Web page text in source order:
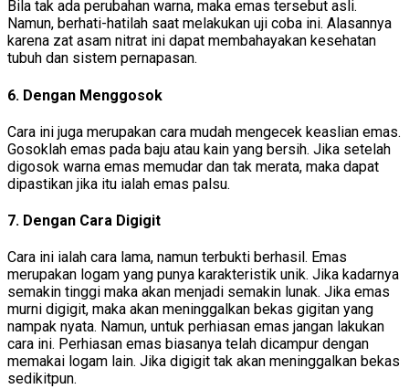
Bila tak ada perubahan warna, maka emas tersebut asli.
Namun, berhati-hatilah saat melakukan uji coba ini. Alasannya
karena zat asam nitrat ini dapat membahayakan kesehatan
tubuh dan sistem pernapasan.
6. Dengan Menggosok
Cara ini juga merupakan cara mudah mengecek keaslian emas.
Gosoklah emas pada baju atau kain yang bersih. Jika setelah
digosok warna emas memudar dan tak merata, maka dapat
dipastikan jika itu ialah emas palsu.
7. Dengan Cara Digigit
Cara ini ialah cara lama, namun terbukti berhasil. Emas
merupakan logam yang punya karakteristik unik. Jika kadarnya
semakin tinggi maka akan menjadi semakin lunak. Jika emas
murni digigit, maka akan meninggalkan bekas gigitan yang
nampak nyata. Namun, untuk perhiasan emas jangan lakukan
cara ini. Perhiasan emas biasanya telah dicampur dengan
memakai logam lain. Jika digigit tak akan meninggalkan bekas
sedikitpun.